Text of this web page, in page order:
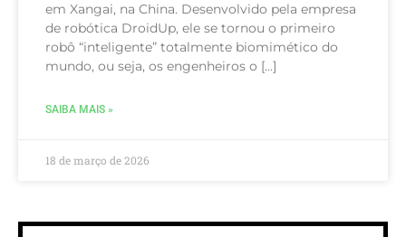
em Xangai, na China. Desenvolvido pela empresa
de robótica DroidUp, ele se tornou o primeiro
robô “inteligente” totalmente biomimético do
mundo, ou seja, os engenheiros o […]
SAIBA MAIS »
18 de março de 2026